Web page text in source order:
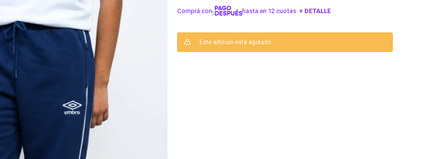
Comprá con hasta en 12 cuotas + DETALLE
¡ME INTERESA!
Este artículo está agotado.